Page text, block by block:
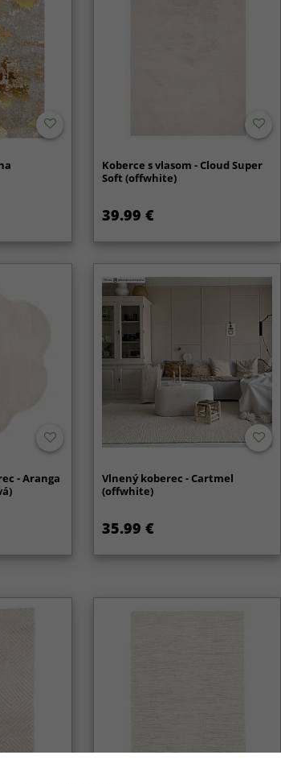
Koberce s vlasom - Cloud Super
Soft (offwhite)
39.99 €
- Aranga
Vlnený koberec - Cartmel
(offwhite)
35.99 €